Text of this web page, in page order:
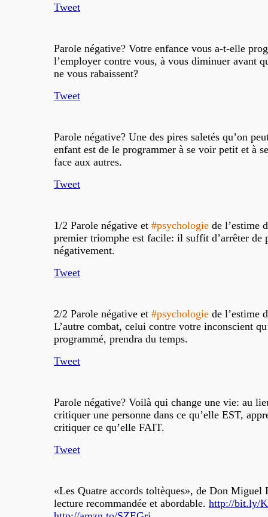
Tweet
Parole négative? Votre enfance vous a-t-elle
l’employer contre vous, à vous diminuer avant
ne vous rabaissent?
Tweet
Parole négative? Une des pires saletés qu’on
enfant est de le programmer à se voir petit et à
face aux autres.
Tweet
1/2 Parole négative et #psychologie de l’estime
premier triomphe est facile: il suffit d’arrêter de
négativement.
Tweet
2/2 Parole négative et #psychologie de l’estime
L’autre combat, celui contre votre inconscient
programmé, prendra du temps.
Tweet
Parole négative? Voilà qui change une vie: au
critiquer une personne dans ce qu’elle EST,
critiquer ce qu’elle FAIT.
Tweet
«Les Quatre accords toltèques», de Don Miguel
lecture recommandée et abordable. http://bit.ly/